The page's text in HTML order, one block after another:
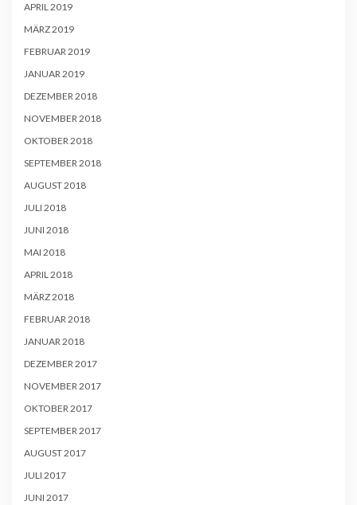
APRIL 2019
MÄRZ 2019
FEBRUAR 2019
JANUAR 2019
DEZEMBER 2018
NOVEMBER 2018
OKTOBER 2018
SEPTEMBER 2018
AUGUST 2018
JULI 2018
JUNI 2018
MAI 2018
APRIL 2018
MÄRZ 2018
FEBRUAR 2018
JANUAR 2018
DEZEMBER 2017
NOVEMBER 2017
OKTOBER 2017
SEPTEMBER 2017
AUGUST 2017
JULI 2017
JUNI 2017